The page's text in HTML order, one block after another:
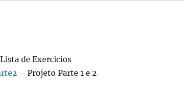
de Exercicios
– Projeto Parte 1 e 2